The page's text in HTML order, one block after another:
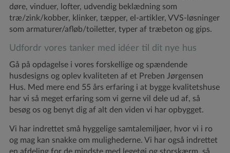
døre, vinduer, lofter, udvendig beklædning som
træ/zink/kobber, klinker, tæpper, el-artikler, VVS-løsninger
som armaturer/afløb/toiletter, typer af træbeton og gips.
Udfordr vores tanker med idéer til dit nye hus
Gå på opdagelse i vores forskellige og spændende
husdesigns og oplev kvaliteten af et Preben Jørgensen
Hus. Med mere end 55 års erfaring i at bygge kvalitetshuse
har vi så meget erfaring som vi gerne vil dele ud af, så
besøg os og benyt dig af alt den viden vi har opbygget.
Vi har indrettet små hyggelige samtalemiljøer, hvor vi i ro
og mag kan snakke om mulighederne. Vi har også indrettet